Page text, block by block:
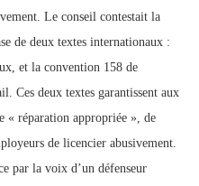
Le conseil contestait la
de deux textes internationaux :
et la convention 158 de
Ces deux textes garantissent aux
« réparation appropriée », de
de licencier abusivement.
par la voix d’un défenseur